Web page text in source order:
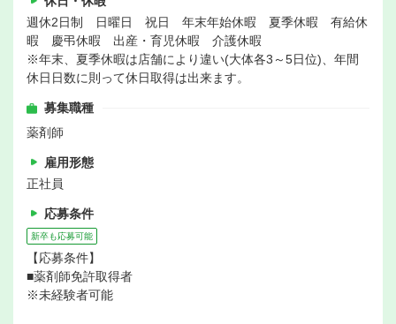
週休2日制 日曜日 祝日 年末年始休暇 夏季休暇 有給休
暇 慶弔休暇 出産・育児休暇 介護休暇
※年末、夏季休暇は店舗により違い(大体各3～5日位)、年間
休日日数に則って休日取得は出来ます。
募集職種
薬剤師
雇用形態
正社員
応募条件
新卒も応募可能
【応募条件】
■薬剤師免許取得者
※未経験者可能